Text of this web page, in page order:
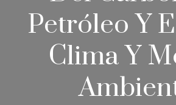
Petróleo Y
Clima Y